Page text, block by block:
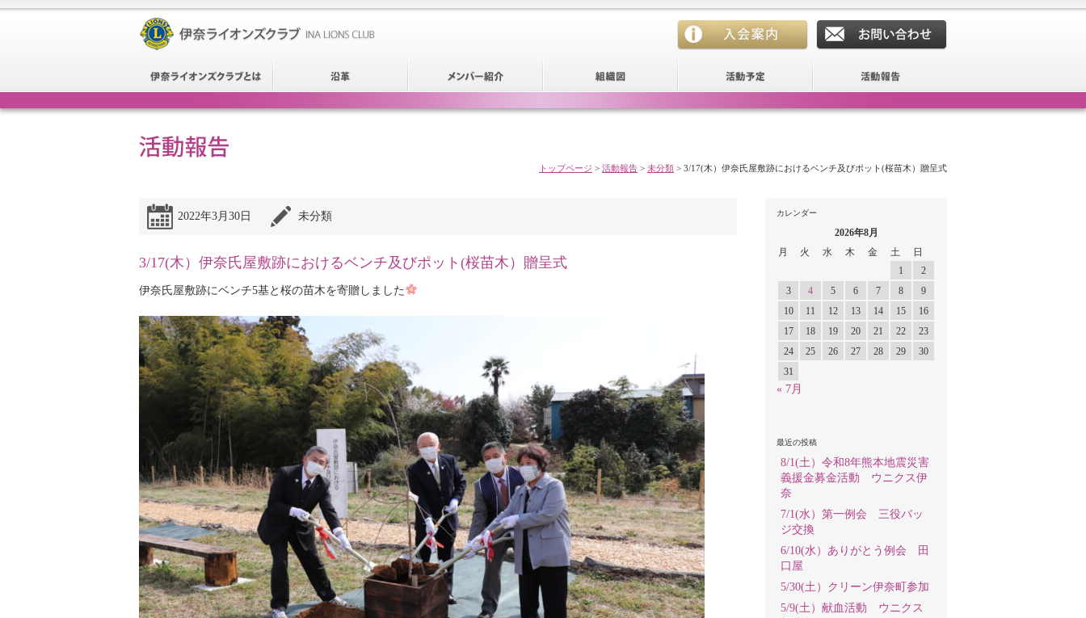
トップページ > 活動報告 > 未分類 > 3/17(木）伊奈氏屋敷跡におけるベンチ及びポット(桜苗木）贈呈式
2022年3月30日 未分類
3/17(木）伊奈氏屋敷跡におけるベンチ及びポット(桜苗木）贈呈式
伊奈氏屋敷跡にベンチ5基と桜の苗木を寄贈しました
カレンダー
2026年8月
月
火 水 木 金 土
日
1
2
3
4 5 6 7 8
9
10
11 12 13 14 15
16
17
18 19 20 21 22
23
24
25 26 27 28 29
30
31
« 7月
最近の投稿
8/1(土）令和8年熊本地震災害
義援金募金活動 ウニクス伊
奈
7/1(水）第一例会 三役バッ
ジ交換
6/10(水）ありがとう例会 田
口屋
5/30(土）クリーン伊奈町参加
5/9(土）献血活動 ウニクス